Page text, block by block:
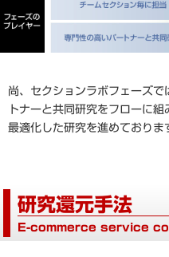
尚、セクションラボフェーズ
トナーと共同研究をフローに組
最適化した研究を進めておりま
研究還元手法
E-commerce service